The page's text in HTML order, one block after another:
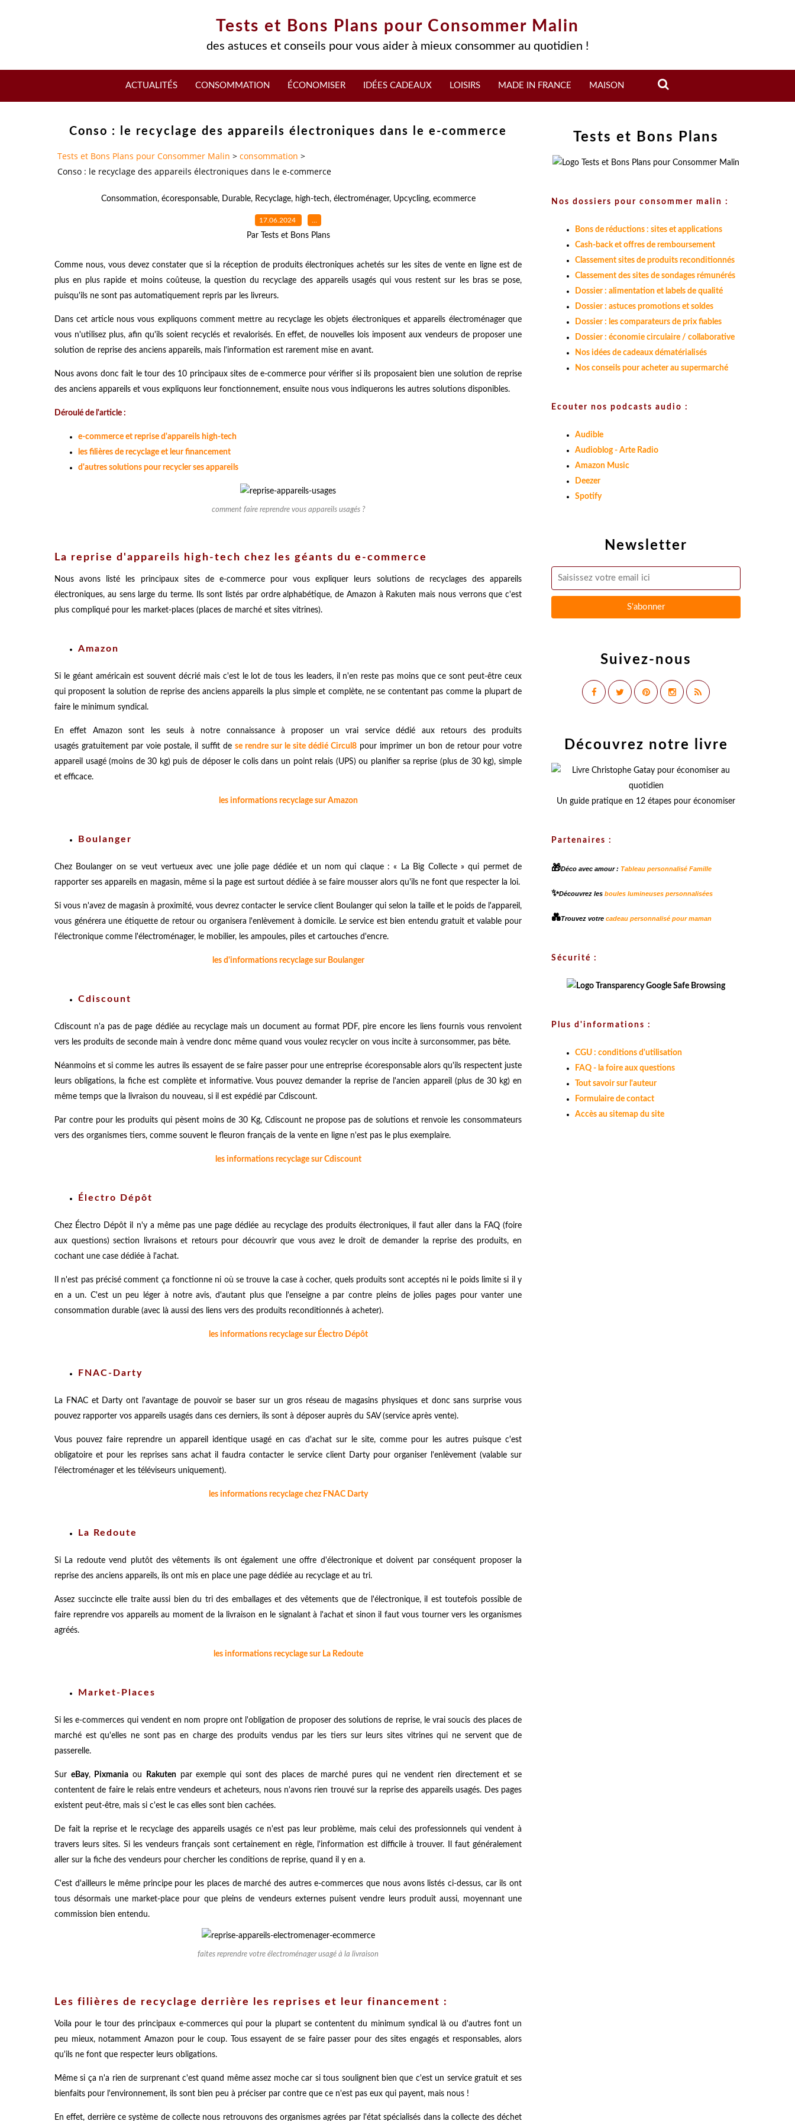
Tests et Bons Plans pour Consommer Malin
des astuces et conseils pour vous aider à mieux consommer au quotidien !
ACTUALITÉS CONSOMMATION ÉCONOMISER IDÉES CADEAUX LOISIRS MADE IN FRANCE MAISON
Conso : le recyclage des appareils électroniques dans le e-commerce
Tests et Bons Plans pour Consommer Malin > consommation >
Conso : le recyclage des appareils électroniques dans le e-commerce
Consommation, écoresponsable, Durable, Recyclage, high-tech, électroménager, Upcycling, ecommerce
17.06.2024 …
Par Tests et Bons Plans
Comme nous, vous devez constater que si la réception de produits électroniques achetés sur les sites de vente en ligne est de
plus en plus rapide et moins coûteuse, la question du recyclage des appareils usagés qui vous restent sur les bras se pose,
puisqu'ils ne sont pas automatiquement repris par les livreurs.
Dans cet article nous vous expliquons comment mettre au recyclage les objets électroniques et appareils électroménager que
vous n'utilisez plus, afin qu'ils soient recyclés et revalorisés. En effet, de nouvelles lois imposent aux vendeurs de proposer une
solution de reprise des anciens appareils, mais l'information est rarement mise en avant.
Nous avons donc fait le tour des 10 principaux sites de e-commerce pour vérifier si ils proposaient bien une solution de reprise
des anciens appareils et vous expliquons leur fonctionnement, ensuite nous vous indiquerons les autres solutions disponibles.
Déroulé de l'article :
e-commerce et reprise d'appareils high-tech
les filières de recyclage et leur financement
d'autres solutions pour recycler ses appareils
comment faire reprendre vous appareils usagés ?
La reprise d'appareils high-tech chez les géants du e-commerce
Nous avons listé les principaux sites de e-commerce pour vous expliquer leurs solutions de recyclages des appareils
électroniques, au sens large du terme. Ils sont listés par ordre alphabétique, de Amazon à Rakuten mais nous verrons que c'est
plus compliqué pour les market-places (places de marché et sites vitrines).
Amazon
Si le géant américain est souvent décrié mais c'est le lot de tous les leaders, il n'en reste pas moins que ce sont peut-être ceux
qui proposent la solution de reprise des anciens appareils la plus simple et complète, ne se contentant pas comme la plupart de
faire le minimum syndical.
En effet Amazon sont les seuls à notre connaissance à proposer un vrai service dédié aux retours des produits
usagés gratuitement par voie postale, il suffit de se rendre sur le site dédié Circul8 pour imprimer un bon de retour pour votre
appareil usagé (moins de 30 kg) puis de déposer le colis dans un point relais (UPS) ou planifier sa reprise (plus de 30 kg), simple
et efficace.
les informations recyclage sur Amazon
Boulanger
Chez Boulanger on se veut vertueux avec une jolie page dédiée et un nom qui claque : « La Big Collecte » qui permet de
rapporter ses appareils en magasin, même si la page est surtout dédiée à se faire mousser alors qu'ils ne font que respecter la loi.
Si vous n'avez de magasin à proximité, vous devrez contacter le service client Boulanger qui selon la taille et le poids de l'appareil,
vous générera une étiquette de retour ou organisera l'enlèvement à domicile. Le service est bien entendu gratuit et valable pour
l'électronique comme l'électroménager, le mobilier, les ampoules, piles et cartouches d'encre.
les d'informations recyclage sur Boulanger
Cdiscount
Cdiscount n'a pas de page dédiée au recyclage mais un document au format PDF, pire encore les liens fournis vous renvoient
vers les produits de seconde main à vendre donc même quand vous voulez recycler on vous incite à surconsommer, pas bête.
Néanmoins et si comme les autres ils essayent de se faire passer pour une entreprise écoresponsable alors qu'ils respectent juste
leurs obligations, la fiche est complète et informative. Vous pouvez demander la reprise de l'ancien appareil (plus de 30 kg) en
même temps que la livraison du nouveau, si il est expédié par Cdiscount.
Par contre pour les produits qui pèsent moins de 30 Kg, Cdiscount ne propose pas de solutions et renvoie les consommateurs
vers des organismes tiers, comme souvent le fleuron français de la vente en ligne n'est pas le plus exemplaire.
les informations recyclage sur Cdiscount
Électro Dépôt
Chez Électro Dépôt il n'y a même pas une page dédiée au recyclage des produits électroniques, il faut aller dans la FAQ (foire
aux questions) section livraisons et retours pour découvrir que vous avez le droit de demander la reprise des produits, en
cochant une case dédiée à l'achat.
Il n'est pas précisé comment ça fonctionne ni où se trouve la case à cocher, quels produits sont acceptés ni le poids limite si il y
en a un. C'est un peu léger à notre avis, d'autant plus que l'enseigne a par contre pleins de jolies pages pour vanter une
consommation durable (avec là aussi des liens vers des produits reconditionnés à acheter).
les informations recyclage sur Électro Dépôt
FNAC-Darty
La FNAC et Darty ont l'avantage de pouvoir se baser sur un gros réseau de magasins physiques et donc sans surprise vous
pouvez rapporter vos appareils usagés dans ces derniers, ils sont à déposer auprès du SAV (service après vente).
Vous pouvez faire reprendre un appareil identique usagé en cas d'achat sur le site, comme pour les autres puisque c'est
obligatoire et pour les reprises sans achat il faudra contacter le service client Darty pour organiser l'enlèvement (valable sur
l'électroménager et les téléviseurs uniquement).
les informations recyclage chez FNAC Darty
La Redoute
Si La redoute vend plutôt des vêtements ils ont également une offre d'électronique et doivent par conséquent proposer la
reprise des anciens appareils, ils ont mis en place une page dédiée au recyclage et au tri.
Assez succincte elle traite aussi bien du tri des emballages et des vêtements que de l'électronique, il est toutefois possible de
faire reprendre vos appareils au moment de la livraison en le signalant à l'achat et sinon il faut vous tourner vers les organismes
agréés.
les informations recyclage sur La Redoute
Market-Places
Si les e-commerces qui vendent en nom propre ont l'obligation de proposer des solutions de reprise, le vrai soucis des places de
marché est qu'elles ne sont pas en charge des produits vendus par les tiers sur leurs sites vitrines qui ne servent que de
passerelle.
Sur eBay, Pixmania ou Rakutenpar exemple qui sont des places de marché pures qui ne vendent rien directement et se
contentent de faire le relais entre vendeurs et acheteurs, nous n'avons rien trouvé sur la reprise des appareils usagés. Des pages
existent peut-être, mais si c'est le cas elles sont bien cachées.
De fait la reprise et le recyclage des appareils usagés ce n'est pas leur problème, mais celui des professionnels qui vendent à
travers leurs sites. Si les vendeurs français sont certainement en règle, l'information est difficile à trouver. Il faut généralement
aller sur la fiche des vendeurs pour chercher les conditions de reprise, quand il y en a.
C'est d'ailleurs le même principe pour les places de marché des autres e-commerces que nous avons listés ci-dessus, car ils ont
tous désormais une market-place pour que pleins de vendeurs externes puisent vendre leurs produit aussi, moyennant une
commission bien entendu.
faites reprendre votre électroménager usagé à la livraison
Les filières de recyclage derrière les reprises et leur financement :
Voila pour le tour des principaux e-commerces qui pour la plupart se contentent du minimum syndical là ou d'autres font un
peu mieux, notamment Amazon pour le coup. Tous essayent de se faire passer pour des sites engagés et responsables, alors
qu'ils ne font que respecter leurs obligations.
Même si ça n'a rien de surprenant c'est quand même assez moche car si tous soulignent bien que c'est un service gratuit et ses
bienfaits pour l'environnement, ils sont bien peu à préciser par contre que ce n'est pas eux qui payent, mais nous !
En effet, derrière ce système de collecte nous retrouvons des organismes agrées par l'état spécialisés dans la collecte des déchet
Newsletter
Suivez-nous
Tests et Bons Plans
Nos dossiers pour consommer malin :
Bons de réductions : sites et applications
Cash-back et offres de remboursement
Classement sites de produits reconditionnés
Classement des sites de sondages rémunérés
Dossier : alimentation et labels de qualité
Dossier : astuces promotions et soldes
Dossier : les comparateurs de prix fiables
Dossier : économie circulaire / collaborative
Nos idées de cadeaux dématérialisés
Nos conseils pour acheter au supermarché
Ecouter nos podcasts audio :
Audible
Audioblog - Arte Radio
Amazon Music
Deezer
Spotify
Découvrez notre livre
Un guide pratique en 12 étapes pour économiser
Partenaires :
🎁Déco avec amour : Tableau personnalisé Famille
✨Découvrez les boules lumineuses personnalisées
💑Trouvez votre cadeau personnalisé pour maman
Sécurité :
Plus d'informations :
CGU : conditions d'utilisation
FAQ - la foire aux questions
Tout savoir sur l'auteur
Formulaire de contact
Accès au sitemap du site